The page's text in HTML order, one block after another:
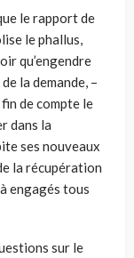
le rapport de
le phallus,
qu’engendre
la demande, –
de compte le
dans la
ses nouveaux
la récupération
engagés tous
sur le